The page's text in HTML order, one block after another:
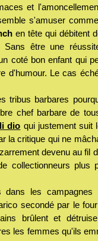
et
s'amuser
en tête qui débitent
Sans être une
coté bon enfant qui
d'humour. Le cas
tribus barbares
chef barbare de
dio qui justement suit
la critique qui ne
devenu au fil
collectionneurs plus
les campagnes
secondé par le
brûlent et
les femmes qu'ils